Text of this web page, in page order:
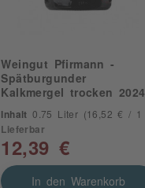
Weingut Pfirmann -
Spätburgunder
Kalkmergel trocken 2024
Inhalt0.75 Liter
(16,52 € / 1 Liter)
Lieferbar
12,39 €
In den Warenkorb